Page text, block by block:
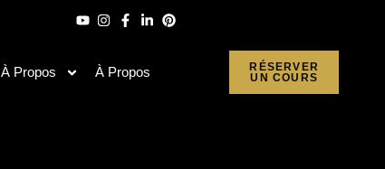
À Propos À Propos
RÉSERVER
UN COURS